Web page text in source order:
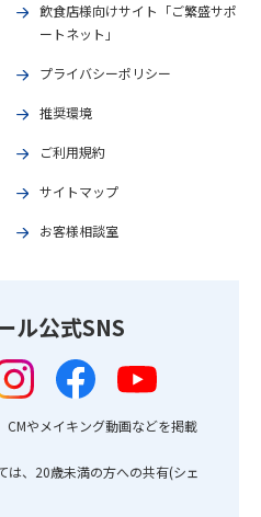
飲食店様向けサイト「ご繁盛サポ
ートネット」
プライバシーポリシー
推奨環境
ご利用規約
サイトマップ
お客様相談室
ル公式SNS
CMやメイキング動画などを掲載
、20歳未満の方への共有(シェ